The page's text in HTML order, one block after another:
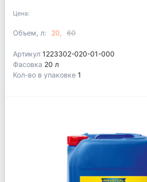
Цена:
Объем, л: 20 60
Артикул 1223302-020-01-000
Фасовка 20 л
Кол-во в упаковке 1